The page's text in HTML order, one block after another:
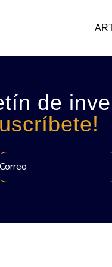
de